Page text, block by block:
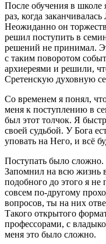
После обучения в школе
раз, когда
Неожиданно он
решил поступить в
решений не принимал.
с таким поворотом
архиереями и решили,
Сретенскую духовную
Со временем я понял,
меня к поступлению в
был этот толчок. Я
своей судьбой. У Бога
уповать на Него, и всё
Поступать было сложно.
Запомнил на всю жизнь
подобного до этого я
совсем по-другому
вопросов, ты на них
Такого открытого
профессорами, с
меня это было сложно.